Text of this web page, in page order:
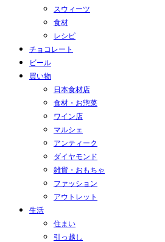
スウィーツ
食材
レシピ
チョコレート
ビール
買い物
日本食材店
食材・お惣菜
ワイン店
マルシェ
アンティーク
ダイヤモンド
雑貨・おもちゃ
ファッション
アウトレット
生活
住まい
引っ越し